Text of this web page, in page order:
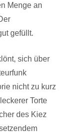
Menge an
gefüllt.
sich über
nicht zu kurz
Torte
des Kiez